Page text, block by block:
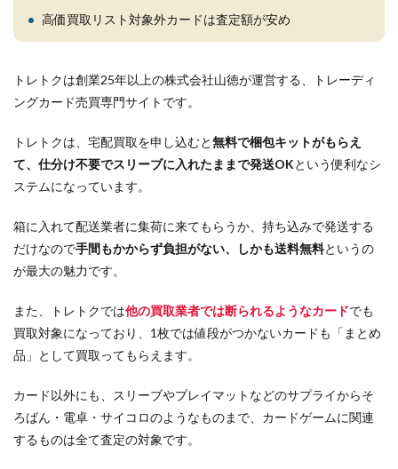
高価買取リスト対象外カードは査定額が安め
トレトクは創業25年以上の株式会社山徳が運営する、トレーディ
ングカード売買専門サイトです。
トレトクは、宅配買取を申し込むと無料で梱包キットがもらえ
て、仕分け不要でスリーブに入れたままで発送OKという便利なシ
ステムになっています。
箱に入れて配送業者に集荷に来てもらうか、持ち込みで発送する
だけなので手間もかからず負担がない、しかも送料無料というの
が最大の魅力です。
また、トレトクでは他の買取業者では断られるようなカードでも
買取対象になっており、1枚では値段がつかないカードも「まとめ
品」として買取ってもらえます。
カード以外にも、スリーブやプレイマットなどのサプライからそ
ろばん・電卓・サイコロのようなものまで、カードゲームに関連
するものは全て査定の対象です。